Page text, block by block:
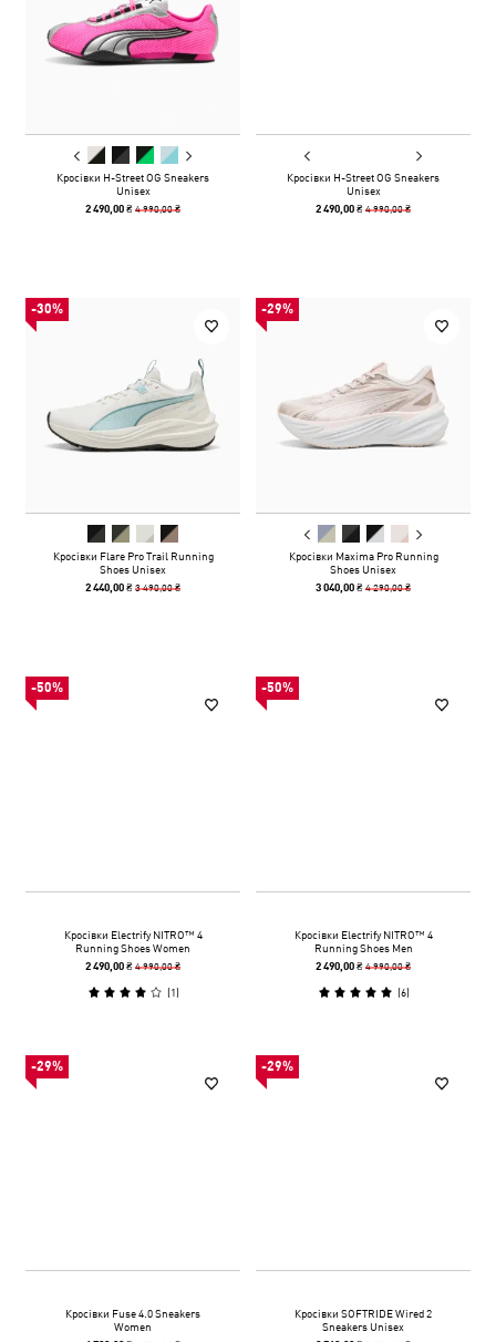
Кросівки H-Street OG Sneakers
Unisex
2 490,00 ₴4 990,00 ₴
Кросівки H-Street OG Sneakers
Unisex
2 490,00 ₴4 990,00 ₴
-30%
Кросівки Flare Pro Trail Running
Shoes Unisex
2 440,00 ₴3 490,00 ₴
-29%
Кросівки Maxima Pro Running
Shoes Unisex
3 040,00 ₴4 290,00 ₴
-50%
Кросівки Electrify NITRO™ 4
Running Shoes Women
2 490,00 ₴4 990,00 ₴
(1)
-50%
Кросівки Electrify NITRO™ 4
Running Shoes Men
2 490,00 ₴4 990,00 ₴
(6)
-29%
Кросівки Fuse 4.0 Sneakers
Women
-29%
Кросівки SOFTRIDE Wired 2
Sneakers Unisex